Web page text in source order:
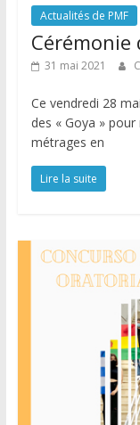
Actualités de PMF
Cérémonie
31 mai 2021
Ce vendredi 28
des « Goya »
métrages en
Lire la suite